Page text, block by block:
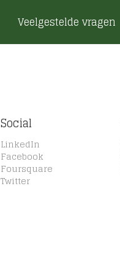
Veelgestelde vragen
Social
LinkedIn
Facebook
Foursquare
Twitter